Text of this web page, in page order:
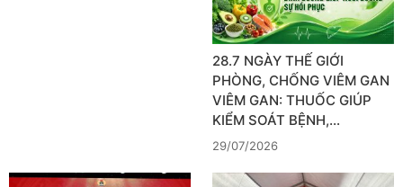
28.7 NGÀY THẾ GIỚI
PHÒNG, CHỐNG VIÊM GAN
VIÊM GAN: THUỐC GIÚP
KIỂM SOÁT BỆNH,…
29/07/2026